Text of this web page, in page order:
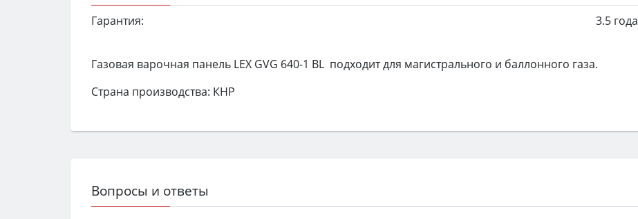
Гарантия: 3.5 года
Газовая варочная панель LEX GVG 640-1 BL подходит для магистрального и баллонного газа.
Страна производства: КНР
Вопросы и ответы